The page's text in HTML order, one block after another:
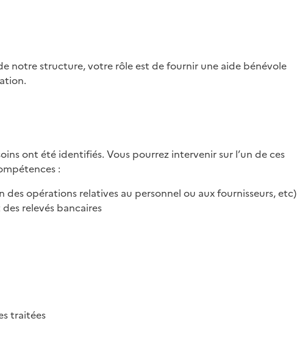
notre structure, votre rôle est de fournir une aide bénévole
ont été identifiés. Vous pourrez intervenir sur l’un de ces
:
opérations relatives au personnel ou aux fournisseurs, etc)
relevés bancaires
traitées